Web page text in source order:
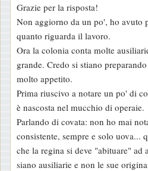
s
s
a
g
g
i
o
Grazie per la risposta!
Non aggiorno da un po', ho avuto
quanto riguarda il lavoro.
Ora la colonia conta molte
grande. Credo si stiano
molto appetito.
Prima riuscivo a notare un po' di
è nascosta nel mucchio di operaie.
Parlando di covata: non ho mai
consistente, sempre e solo uova...
che la regina si deve "abituare" ad
siano ausiliarie e non le sue